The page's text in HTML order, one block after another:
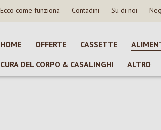
Ecco come funziona Contadini Su di noi
HOME OFFERTE CASSETTE
CURA DEL CORPO & CASALINGHI
ALTRO